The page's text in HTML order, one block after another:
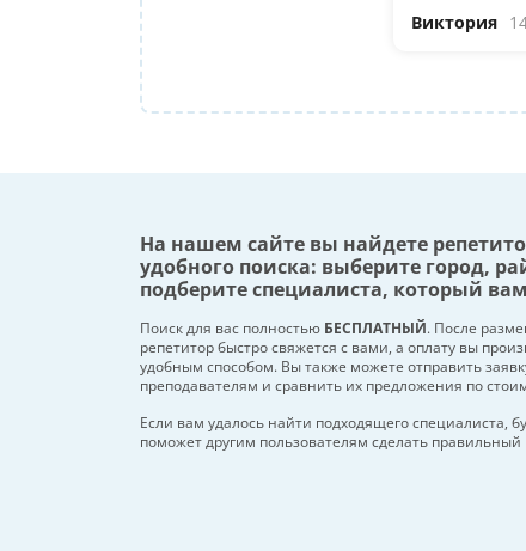
Виктория
На нашем сайте вы найдете
удобного поиска: выберите город,
подберите специалиста, который
Поиск для вас полностью БЕСПЛАТНЫЙ. После
репетитор быстро свяжется с вами, а оплату вы
удобным способом. Вы также можете отправить
преподавателям и сравнить их предложения по
Если вам удалось найти подходящего специалиста,
поможет другим пользователям сделать правильный